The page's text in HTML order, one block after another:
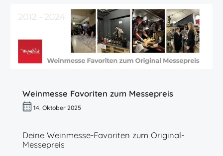
Weinmesse Favoriten zum Messepreis
14. Oktober 2025
Deine Weinmesse-Favoriten zum Original-
Messepreis